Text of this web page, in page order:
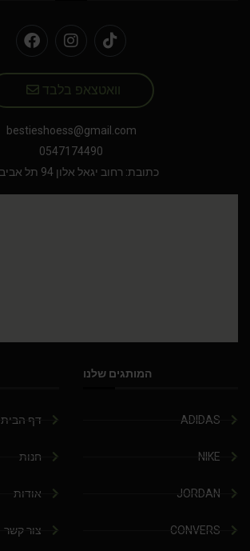
וואטצאפ בלבד
bestieshoess@gmail.com
0547174490
כתובת: רחוב יגאל אלון 94 תל אביב יפו
המותגים שלנו
ADIDAS
NIKE
JORDAN
CONVERS
דף הבית
חנות
אודות
צור קשר